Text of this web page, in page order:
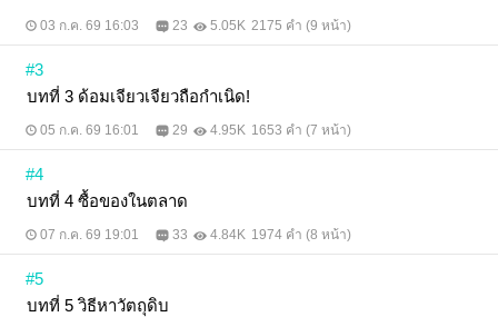
03 ก.ค. 69 16:03 23 5.05K 2175 คำ (9 หน้า)
#3
บทที่ 3 ด้อมเจียวเจียวถือกำเนิด!
05 ก.ค. 69 16:01 29 4.95K 1653 คำ (7 หน้า)
#4
บทที่ 4 ซื้อของในตลาด
07 ก.ค. 69 19:01 33 4.84K 1974 คำ (8 หน้า)
#5
บทที่ 5 วิธีหาวัตถุดิบ